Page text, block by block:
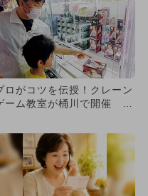
ロがコツを伝授！クレーン
ーム教室が桶川で開催 G